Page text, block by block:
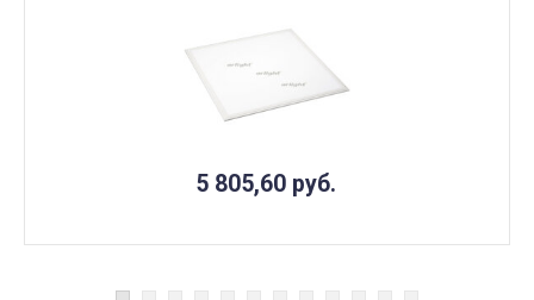
5 805,60 руб.